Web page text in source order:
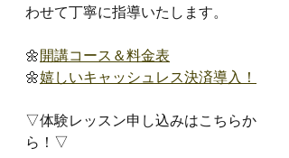
わせて丁寧に指導いたします。
🌼開講コース＆料金表
🌼嬉しいキャッシュレス決済導入！
▽体験レッスン申し込みはこちらか
ら！▽